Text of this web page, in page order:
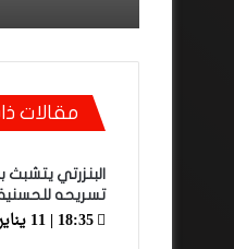
مقالات
البنزرتي
تسريحه
18:35 | 11 يناير، 2019